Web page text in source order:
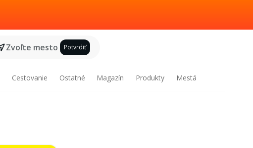
Zvoľte mesto Potvrdiť
Cestovanie Ostatné Magazín Produkty Mestá